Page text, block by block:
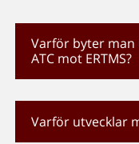
Varför byter
ATC mot ERTMS?
Varför utvecklar